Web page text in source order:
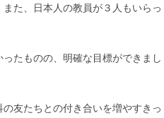
た、日本人の教員が３人もいらっ
たものの、明確な目標ができまし
友たちとの付き合いを増やすきっ